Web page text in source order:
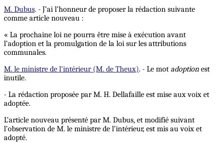
M. Dubus. - J’ai l’honneur de proposer la rédaction suivante
comme article nouveau :
« La prochaine loi ne pourra être mise à exécution avant
l’adoption et la promulgation de la loi sur les attributions
communales.
M. le ministre de l'intérieur (M. de Theux). - Le mot adoption est
inutile.
- La rédaction proposée par M. H. Dellafaille est mise aux voix et
adoptée.
L’article nouveau présenté par M. Dubus, et modifié suivant
l’observation de M. le ministre de l’intérieur, est mis au voix et
adopté.